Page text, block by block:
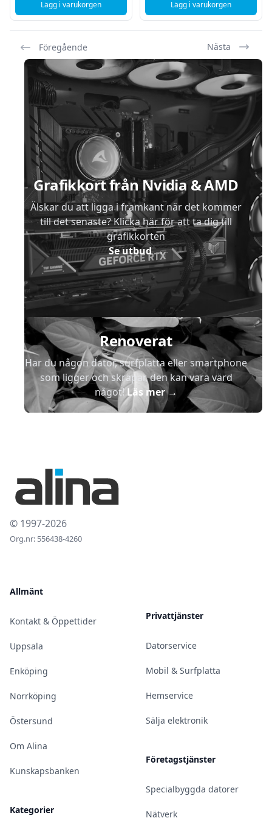
Lägg i varukorgen, Samsung Galaxy Book5 - 15,6" - Core Ultra 5 225U - 8GB -
Lägg i varukorgen
, ASUS ROG Strix
Föregående Nästa
Grafikkort från Nvidia & AMD
Älskar du att ligga i framkant när det kommer
till det senaste? Klicka här för att ta dig till
grafikkorten
Se utbud→
Renoverat
Har du någon dator, surfplatta eller smartphone
som ligger och skräpar, den kan vara värd
något!Läs mer→
© 1997-2026
Org.nr: 556438-4260
Allmänt
Kontakt & Öppettider
Uppsala
Enköping
Norrköping
Östersund
Om Alina
Kunskapsbanken
Kategorier
Privattjänster
Datorservice
Mobil & Surfplatta
Hemservice
Sälja elektronik
Företagstjänster
Specialbyggda datorer
Nätverk